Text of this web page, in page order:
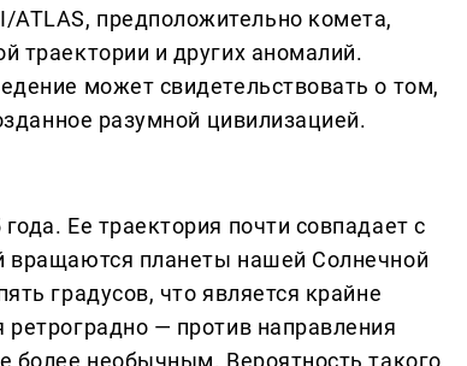
предположительно комета,
траектории и других аномалий.
может свидетельствовать о том,
разумной цивилизацией.
Ее траектория почти совпадает с
вращаются планеты нашей Солнечной
градусов, что является крайне
— против направления
более необычным. Вероятность такого